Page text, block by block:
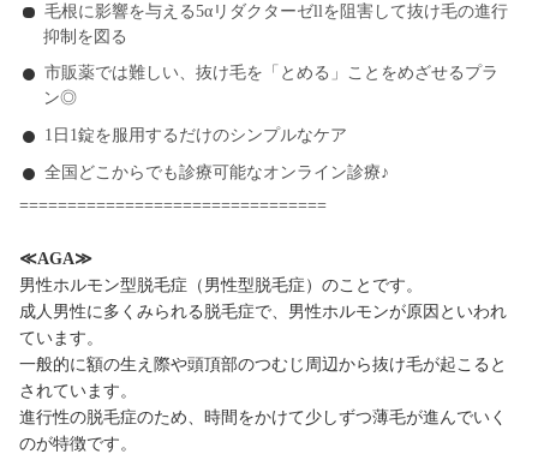
毛根に影響を与える5αリダクターゼllを阻害して抜け毛の進行
抑制を図る
市販薬では難しい、抜け毛を「とめる」ことをめざせるプラ
ン◎
1日1錠を服用するだけのシンプルなケア
全国どこからでも診療可能なオンライン診療♪
================================
≪AGA≫
男性ホルモン型脱毛症（男性型脱毛症）のことです。
成人男性に多くみられる脱毛症で、男性ホルモンが原因といわれ
ています。
一般的に額の生え際や頭頂部のつむじ周辺から抜け毛が起こると
されています。
進行性の脱毛症のため、時間をかけて少しずつ薄毛が進んでいく
のが特徴です。